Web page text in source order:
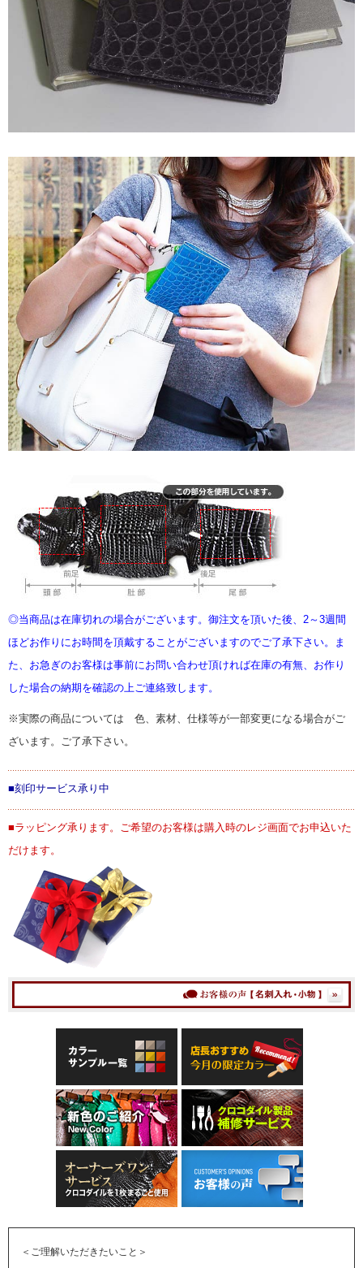
◎当商品は在庫切れの場合がございます。御注文を頂いた後、2～3週間
ほどお作りにお時間を頂戴することがございますのでご了承下さい。ま
た、お急ぎのお客様は事前にお問い合わせ頂ければ在庫の有無、お作り
した場合の納期を確認の上ご連絡致します。
※実際の商品については 色、素材、仕様等が一部変更になる場合がご
ざいます。ご了承下さい。
■刻印サービス承り中
■ラッピング承ります。ご希望のお客様は購入時のレジ画面でお申込いた
だけます。
＜ご理解いただきたいこと＞